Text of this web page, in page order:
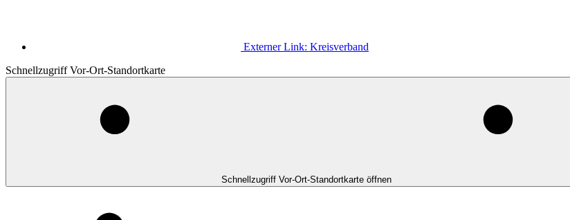
Externer Link: Kreisverband
Schnellzugriff Vor-Ort-Standortkarte
Schnellzugriff Vor-Ort-Standortkarte öffnen